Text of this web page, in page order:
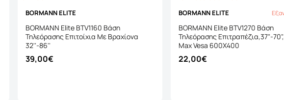
BORMANN ELITE
BORMANN Elite BTV1160 Βάση
Τηλεόρασης Επιτοίχια Με Βραχίονα
32''-86''
39,00€
BORMANN ELITE
BORMANN Elite BTV1270 Βάση
Τηλεόρασης Επιτραπέζια,37"-
Max Vesa 600X400
22,00€